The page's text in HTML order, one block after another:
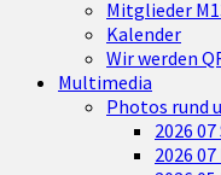
Mitglieder
Kalender
Wir werden
Multimedia
Photos rund
2026
2026